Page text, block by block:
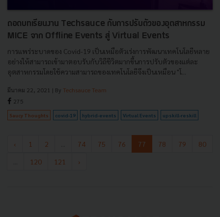
ถอดบทเรียนงาน Techsauce กับการปรับตัวของอุตสาหกรรม
MICE จาก Offline Events สู่ Virtual Events
การเเพร่ระบาดของ Covid-19 เป็นเหมือตัวเร่งการพัฒนาเทคโนโลยีหลาย
อย่างให้สามารถเข้ามาตอบรับกับวิถีชีวิตมากขึ้นการปรับตัวของแต่ละ
อุตสาหกรรมโดยใช้ความสามารถของเทคโนโลยีจึงเป็นเหมือน "โ...
มีนาคม 22, 2021 | By Techsauce Team
275
Saucy Thoughts covid-19 hybrid-events Virtual Events upskill-reskill
‹ 1 2 74 75 76 77 78 79
80
120 121 ›